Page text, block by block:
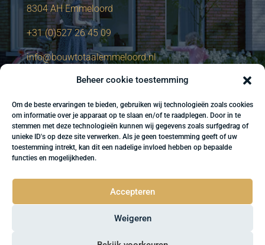
Beheer cookie toestemming
Om de beste ervaringen te bieden, gebruiken wij technologieën zoals cookies
om informatie over je apparaat op te slaan en/of te raadplegen. Door in te
stemmen met deze technologieën kunnen wij gegevens zoals surfgedrag of
unieke ID's op deze site verwerken. Als je geen toestemming geeft of uw
toestemming intrekt, kan dit een nadelige invloed hebben op bepaalde
functies en mogelijkheden.
Accepteren
Weigeren
8304 AH Emmeloord
+31 (0)527 26 45 09
info@bouwtotaalemmeloord.nl